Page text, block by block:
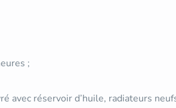
;
avec réservoir d’huile, radiateurs